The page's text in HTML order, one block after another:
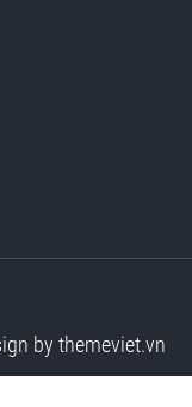
by themeviet.vn